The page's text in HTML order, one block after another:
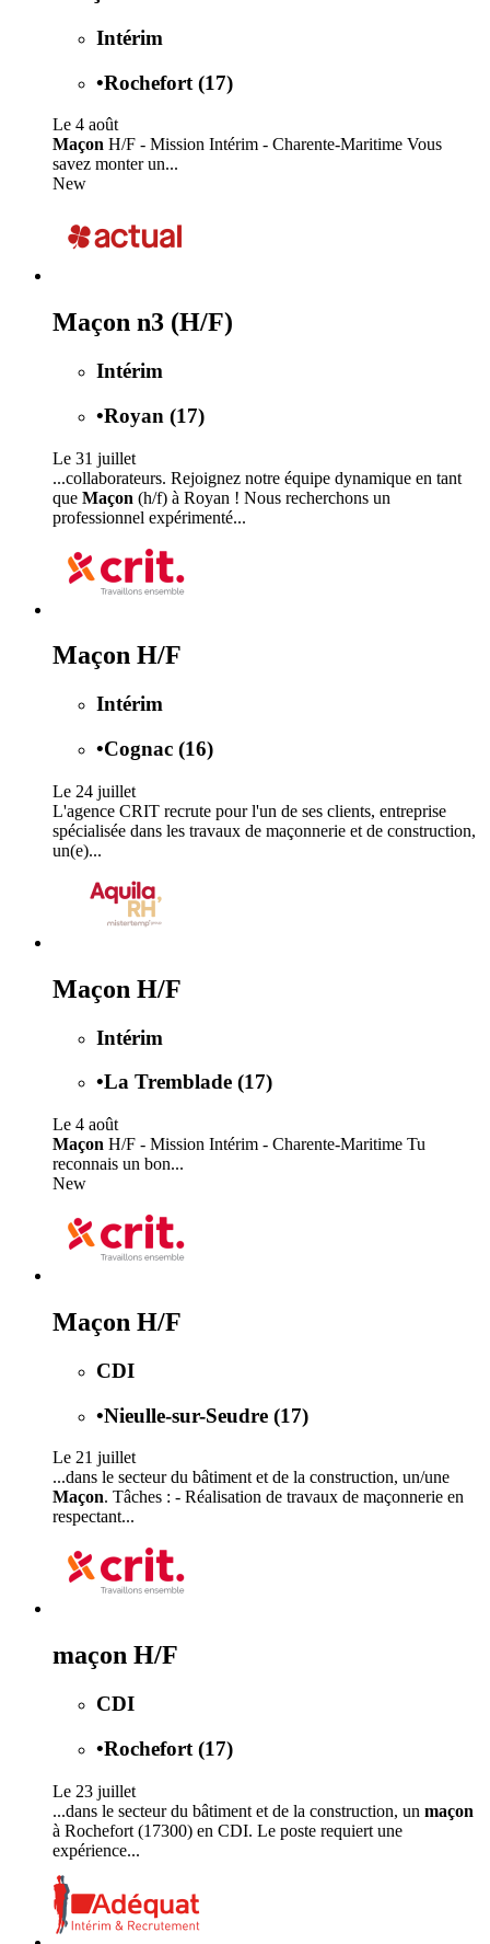
Intérim
•Rochefort (17)
Le 4 août
Maçon H/F - Mission Intérim - Charente-Maritime Vous
savez monter un...
New
Maçon n3 (H/F)
Intérim
•Royan (17)
Le 31 juillet
...collaborateurs. Rejoignez notre équipe dynamique en tant
que Maçon (h/f) à Royan ! Nous recherchons un
professionnel expérimenté...
Maçon H/F
Intérim
•Cognac (16)
Le 24 juillet
L'agence CRIT recrute pour l'un de ses clients, entreprise
spécialisée dans les travaux de maçonnerie et de construction,
un(e)...
Maçon H/F
Intérim
•La Tremblade (17)
Le 4 août
Maçon H/F - Mission Intérim - Charente-Maritime Tu
reconnais un bon...
New
Maçon H/F
CDI
•Nieulle-sur-Seudre (17)
Le 21 juillet
...dans le secteur du bâtiment et de la construction, un/une
Maçon. Tâches : - Réalisation de travaux de maçonnerie en
respectant...
maçon H/F
CDI
•Rochefort (17)
Le 23 juillet
...dans le secteur du bâtiment et de la construction, un maçon
à Rochefort (17300) en CDI. Le poste requiert une
expérience...